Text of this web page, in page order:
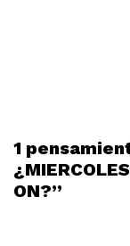
1
ON?”